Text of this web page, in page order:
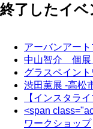
終了したイベ
アーバンアー
中山智介 個展
グラスペイン
渋田薫展 -高松
【インスタラ
<span
ワークショップ